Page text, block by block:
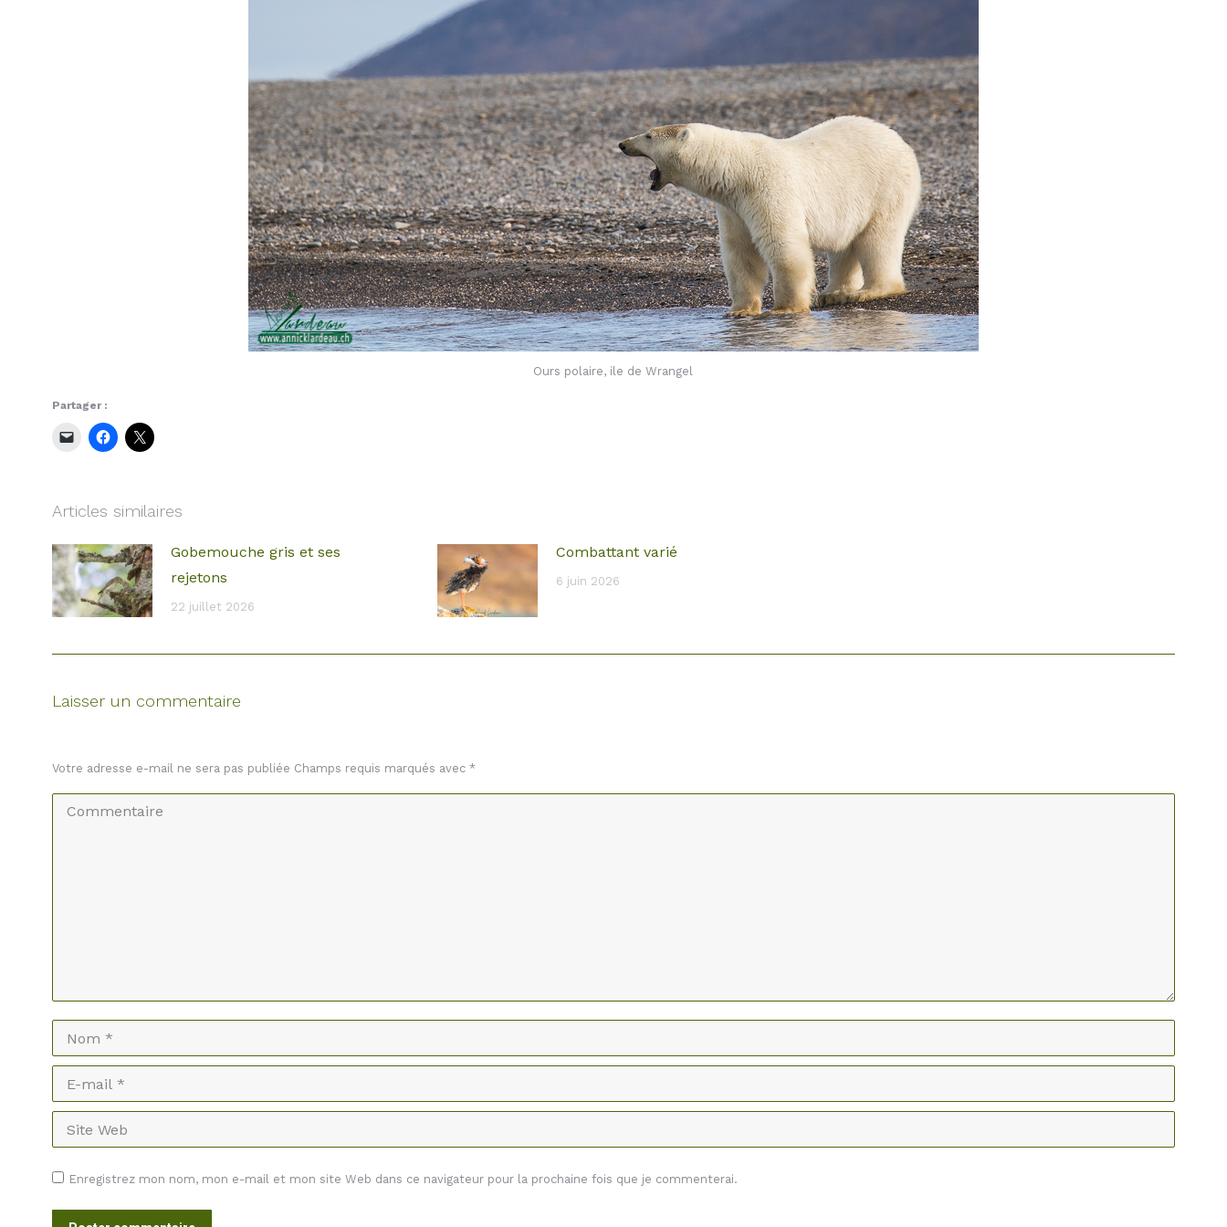
Ours polaire, ile de Wrangel
Partager :
Articles similaires
Gobemouche gris et ses
rejetons
22 juillet 2026
Combattant varié
6 juin 2026
Laisser un commentaire
Votre adresse e-mail ne sera pas publiée Champs requis marqués avec *
Commentaire
Nom *
E-mail *
Site Web
Enregistrez mon nom, mon e-mail et mon site Web dans ce navigateur pour la prochaine fois que je commenterai.